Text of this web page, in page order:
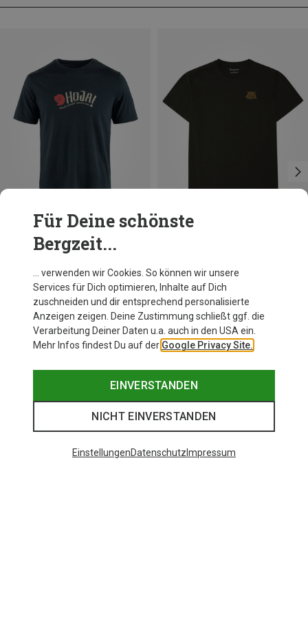
Du sparst 22%
Für Deine schönste
Bergzeit...
… verwenden wir Cookies. So können wir unsere
Services für Dich optimieren, Inhalte auf Dich
zuschneiden und dir entsprechend personalisierte
Anzeigen zeigen. Deine Zustimmung schließt ggf. die
Verarbeitung Deiner Daten u.a. auch in den USA ein.
Mehr Infos findest Du auf der Google Privacy Site.
EINVERSTANDEN
NICHT EINVERSTANDEN
EinstellungenDatenschutz Impressum